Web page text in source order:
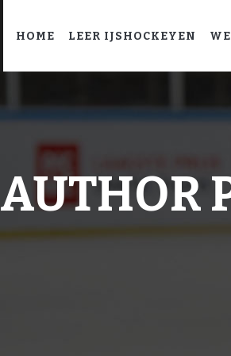
HOME LEER IJSHOCKEYEN
AUTHOR